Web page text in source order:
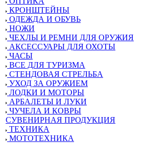
КРОНШТЕЙНЫ
ОДЕЖДА И ОБУВЬ
НОЖИ
ЧЕХЛЫ И РЕМНИ ДЛЯ ОРУЖИЯ
АКСЕССУАРЫ ДЛЯ ОХОТЫ
ЧАСЫ
ВСЕ ДЛЯ ТУРИЗМА
СТЕНДОВАЯ СТРЕЛЬБА
УХОД ЗА ОРУЖИЕМ
ЛОДКИ И МОТОРЫ
АРБАЛЕТЫ И ЛУКИ
ЧУЧЕЛА И КОВРЫ
СУВЕНИРНАЯ ПРОДУКЦИЯ
ТЕХНИКА
МОТОТЕХНИКА